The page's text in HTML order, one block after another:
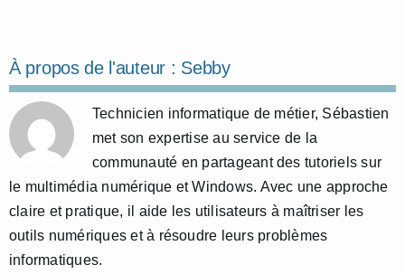
À propos de l'auteur : Sebby
Technicien informatique de métier, Sébastien
met son expertise au service de la
communauté en partageant des tutoriels sur
le multimédia numérique et Windows. Avec une approche
claire et pratique, il aide les utilisateurs à maîtriser les
outils numériques et à résoudre leurs problèmes
informatiques.